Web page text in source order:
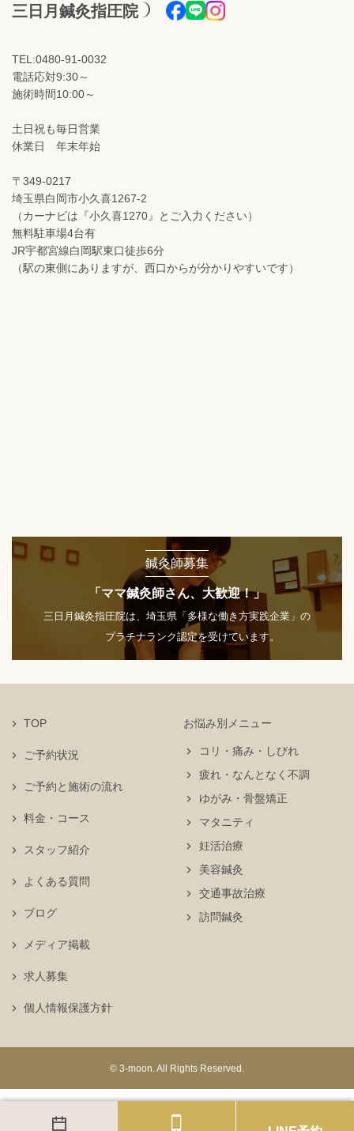
三日月鍼灸指圧院
TEL:0480-91-0032
電話応対9:30～
施術時間10:00～
土日祝も毎日営業
休業日 年末年始
〒349-0217
埼玉県白岡市小久喜1267-2
（カーナビは『小久喜1270』とご入力ください）
無料駐車場4台有
JR宇都宮線白岡駅東口徒歩6分
（駅の東側にありますが、西口からが分かりやすいです）
鍼灸師募集
「ママ鍼灸師さん、大歓迎！」
三日月鍼灸指圧院は、埼玉県「多様な働き方実践企業」の
プラチナランク認定を受けています。
TOP
ご予約状況
お悩み別メニュー
コリ・痛み・しびれ
疲れ・なんとなく不調
ゆがみ・骨盤矯正
マタニティ
妊活治療
美容鍼灸
交通事故治療
訪問鍼灸
ご予約と施術の流れ
料金・コース
スタッフ紹介
よくある質問
ブログ
メディア掲載
求人募集
個人情報保護方針
© 3-moon. All Rights Reserved.